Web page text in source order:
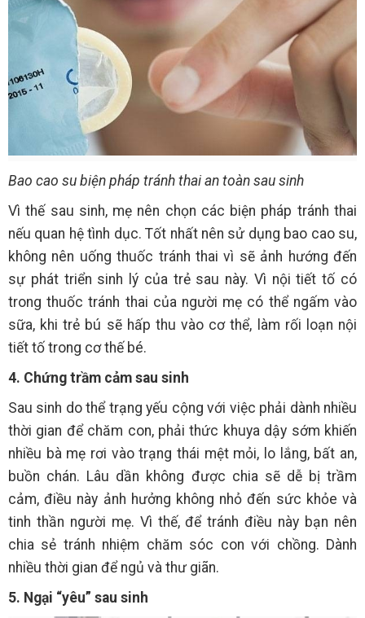
Bao cao su biện pháp tránh thai an toàn sau sinh
Vì thế sau sinh, mẹ nên chọn các biện pháp tránh thai
nếu quan hệ tình dục. Tốt nhất nên sử dụng bao cao su,
không nên uống thuốc tránh thai vì sẽ ảnh hướng đến
sự phát triển sinh lý của trẻ sau này. Vì nội tiết tố có
trong thuốc tránh thai của người mẹ có thể ngấm vào
sữa, khi trẻ bú sẽ hấp thu vào cơ thể, làm rối loạn nội
tiết tố trong cơ thế bé.
4. Chứng trầm cảm sau sinh
Sau sinh do thể trạng yếu cộng với việc phải dành nhiều
thời gian để chăm con, phải thức khuya dậy sớm khiến
nhiều bà mẹ rơi vào trạng thái mệt mỏi, lo lắng, bất an,
buồn chán. Lâu dần không được chia sẽ dễ bị trầm
cảm, điều này ảnh hưởng không nhỏ đến sức khỏe và
tinh thần người mẹ. Vì thế, để tránh điều này bạn nên
chia sẻ tránh nhiệm chăm sóc con với chồng. Dành
nhiều thời gian để ngủ và thư giãn.
5. Ngại “yêu” sau sinh